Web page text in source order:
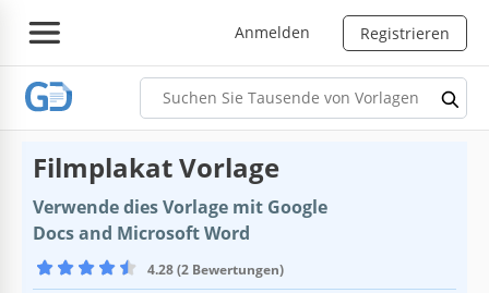
Anmelden Registrieren
Filmplakat Vorlage
Verwende dies Vorlage mit Google
Docs and Microsoft Word
4.28 (2 Bewertungen)